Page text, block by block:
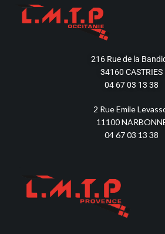
216 Rue de la
34160 CASTRIES
04 67 03 13 38
2 Rue Emile
11100
04 67 03 13 38